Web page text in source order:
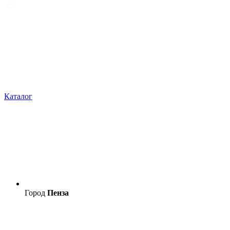
Каталог
Город Пенза